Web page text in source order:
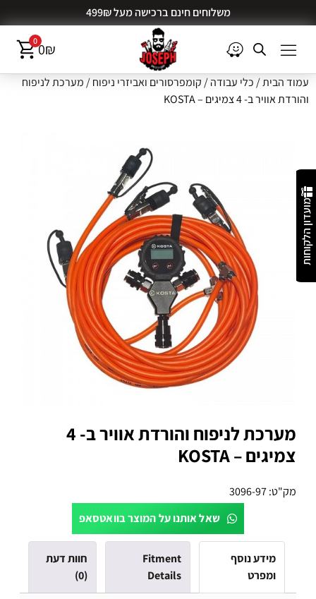
משלוחים חינם ברכישה מעל 499₪
00₪
מועדון הלקוחות
עמוד הבית/ כלי עבודה/ קומפרסורים ואביזרי ניפוח/ מערכת לניפוח
והורדת אוויר ב- 4 צמיגים – KOSTA
מערכת לניפוח והורדת אוויר ב- 4
צמיגים – KOSTA
מק"ט:3096-97
שאל אותנו על המוצר בוואטסאפ
מידע נוסף
ומפרט
Fitment
Details
חוות דעת
(0)